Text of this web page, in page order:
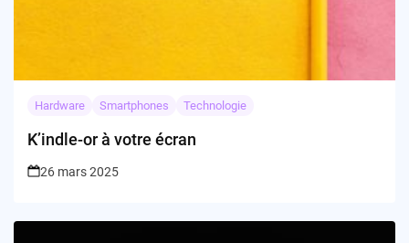
Hardware Smartphones Technologie
K’indle-or à votre écran
26 mars 2025